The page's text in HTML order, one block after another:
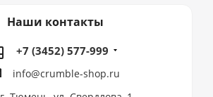
Наши контакты
+7 (3452) 577-999
info@crumble-shop.ru